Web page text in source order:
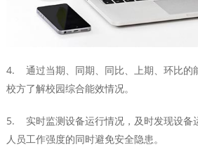
4. 通过当期、同期、同比、上期、环比的
校方了解校园综合能效情况。
5. 实时监测设备运行情况，及时发现设备
人员工作强度的同时避免安全隐患。